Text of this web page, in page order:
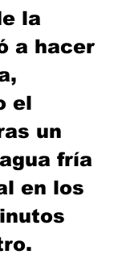
la
a hacer
el
un
fría
en los